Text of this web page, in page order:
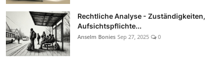
Rechtliche Analyse - Zuständigkeiten,
Aufsichtspflichte...
Anselm Bonies Sep 27, 2025 0